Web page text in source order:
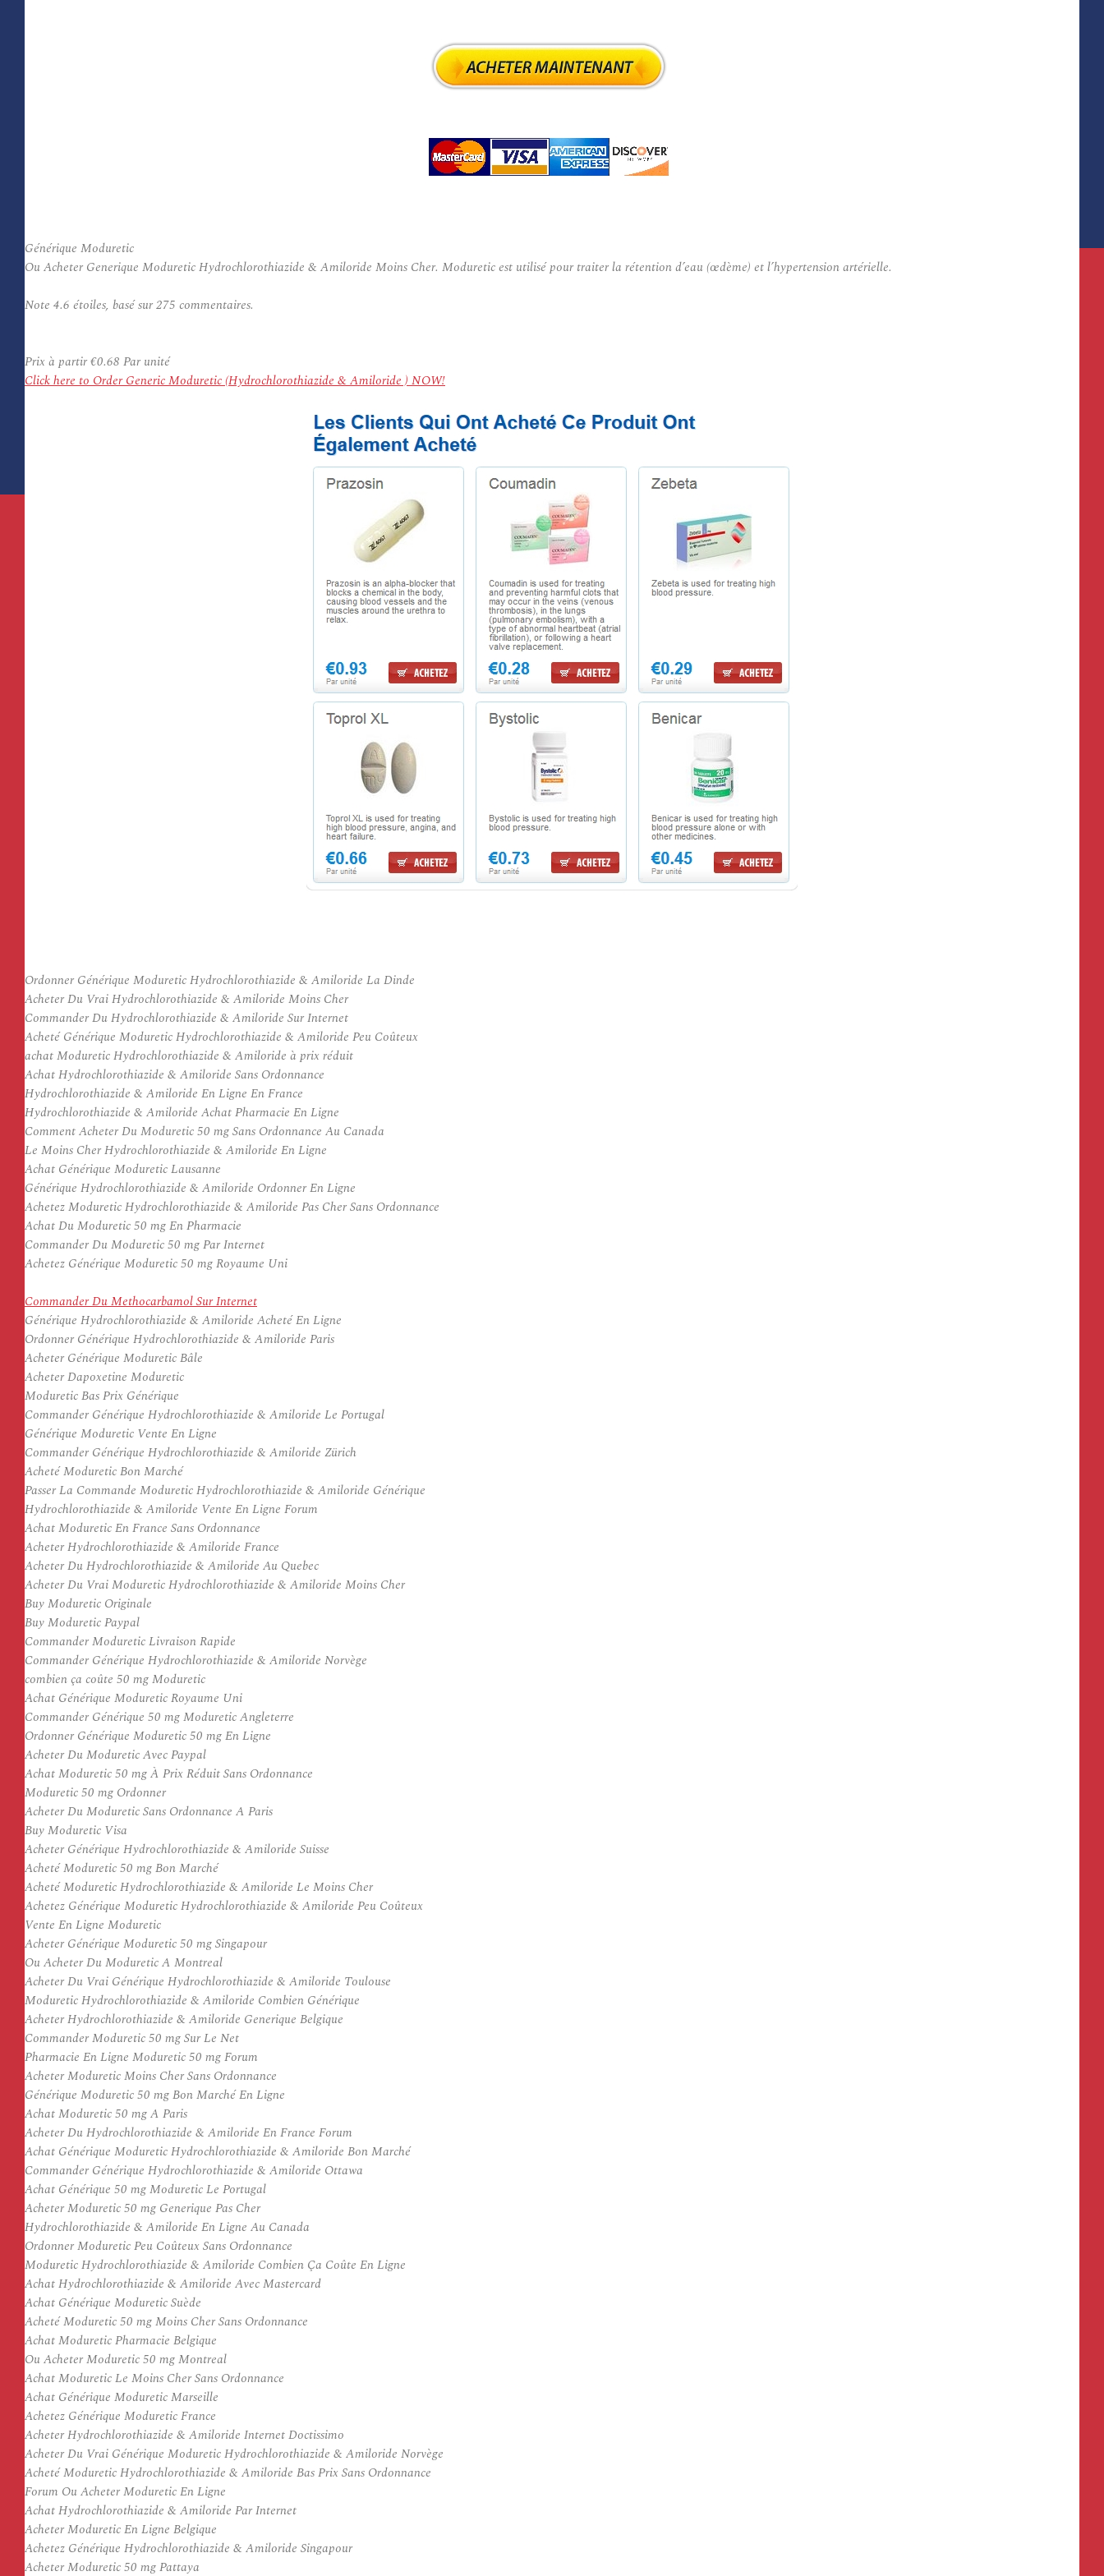
Générique Moduretic
Ou Acheter Generique Moduretic Hydrochlorothiazide & Amiloride Moins Cher. Moduretic est utilisé pour traiter la rétention d’eau (œdème) et l’hypertension artérielle.
Note 4.6 étoiles, basé sur275 commentaires.
Prix à partir€0.68 Par unité
Click here to Order Generic Moduretic (Hydrochlorothiazide & Amiloride ) NOW!
Ordonner Générique Moduretic Hydrochlorothiazide & Amiloride La Dinde
Acheter Du Vrai Hydrochlorothiazide & Amiloride Moins Cher
Commander Du Hydrochlorothiazide & Amiloride Sur Internet
Acheté Générique Moduretic Hydrochlorothiazide & Amiloride Peu Coûteux
achat Moduretic Hydrochlorothiazide & Amiloride à prix réduit
Achat Hydrochlorothiazide & Amiloride Sans Ordonnance
Hydrochlorothiazide & Amiloride En Ligne En France
Hydrochlorothiazide & Amiloride Achat Pharmacie En Ligne
Comment Acheter Du Moduretic 50 mg Sans Ordonnance Au Canada
Le Moins Cher Hydrochlorothiazide & Amiloride En Ligne
Achat Générique Moduretic Lausanne
Générique Hydrochlorothiazide & Amiloride Ordonner En Ligne
Achetez Moduretic Hydrochlorothiazide & Amiloride Pas Cher Sans Ordonnance
Achat Du Moduretic 50 mg En Pharmacie
Commander Du Moduretic 50 mg Par Internet
Achetez Générique Moduretic 50 mg Royaume Uni
Commander Du Methocarbamol Sur Internet
Générique Hydrochlorothiazide & Amiloride Acheté En Ligne
Ordonner Générique Hydrochlorothiazide & Amiloride Paris
Acheter Générique Moduretic Bâle
Acheter Dapoxetine Moduretic
Moduretic Bas Prix Générique
Commander Générique Hydrochlorothiazide & Amiloride Le Portugal
Générique Moduretic Vente En Ligne
Commander Générique Hydrochlorothiazide & Amiloride Zürich
Acheté Moduretic Bon Marché
Passer La Commande Moduretic Hydrochlorothiazide & Amiloride Générique
Hydrochlorothiazide & Amiloride Vente En Ligne Forum
Achat Moduretic En France Sans Ordonnance
Acheter Hydrochlorothiazide & Amiloride France
Acheter Du Hydrochlorothiazide & Amiloride Au Quebec
Acheter Du Vrai Moduretic Hydrochlorothiazide & Amiloride Moins Cher
Buy Moduretic Originale
Buy Moduretic Paypal
Commander Moduretic Livraison Rapide
Commander Générique Hydrochlorothiazide & Amiloride Norvège
combien ça coûte 50 mg Moduretic
Achat Générique Moduretic Royaume Uni
Commander Générique 50 mg Moduretic Angleterre
Ordonner Générique Moduretic 50 mg En Ligne
Acheter Du Moduretic Avec Paypal
Achat Moduretic 50 mg À Prix Réduit Sans Ordonnance
Moduretic 50 mg Ordonner
Acheter Du Moduretic Sans Ordonnance A Paris
Buy Moduretic Visa
Acheter Générique Hydrochlorothiazide & Amiloride Suisse
Acheté Moduretic 50 mg Bon Marché
Acheté Moduretic Hydrochlorothiazide & Amiloride Le Moins Cher
Achetez Générique Moduretic Hydrochlorothiazide & Amiloride Peu Coûteux
Vente En Ligne Moduretic
Acheter Générique Moduretic 50 mg Singapour
Ou Acheter Du Moduretic A Montreal
Acheter Du Vrai Générique Hydrochlorothiazide & Amiloride Toulouse
Moduretic Hydrochlorothiazide & Amiloride Combien Générique
Acheter Hydrochlorothiazide & Amiloride Generique Belgique
Commander Moduretic 50 mg Sur Le Net
Pharmacie En Ligne Moduretic 50 mg Forum
Acheter Moduretic Moins Cher Sans Ordonnance
Générique Moduretic 50 mg Bon Marché En Ligne
Achat Moduretic 50 mg A Paris
Acheter Du Hydrochlorothiazide & Amiloride En France Forum
Achat Générique Moduretic Hydrochlorothiazide & Amiloride Bon Marché
Commander Générique Hydrochlorothiazide & Amiloride Ottawa
Achat Générique 50 mg Moduretic Le Portugal
Acheter Moduretic 50 mg Generique Pas Cher
Hydrochlorothiazide & Amiloride En Ligne Au Canada
Ordonner Moduretic Peu Coûteux Sans Ordonnance
Moduretic Hydrochlorothiazide & Amiloride Combien Ça Coûte En Ligne
Achat Hydrochlorothiazide & Amiloride Avec Mastercard
Achat Générique Moduretic Suède
Acheté Moduretic 50 mg Moins Cher Sans Ordonnance
Achat Moduretic Pharmacie Belgique
Ou Acheter Moduretic 50 mg Montreal
Achat Moduretic Le Moins Cher Sans Ordonnance
Achat Générique Moduretic Marseille
Achetez Générique Moduretic France
Acheter Hydrochlorothiazide & Amiloride Internet Doctissimo
Acheter Du Vrai Générique Moduretic Hydrochlorothiazide & Amiloride Norvège
Acheté Moduretic Hydrochlorothiazide & Amiloride Bas Prix Sans Ordonnance
Forum Ou Acheter Moduretic En Ligne
Achat Hydrochlorothiazide & Amiloride Par Internet
Acheter Moduretic En Ligne Belgique
Achetez Générique Hydrochlorothiazide & Amiloride Singapour
Acheter Moduretic 50 mg Pattaya